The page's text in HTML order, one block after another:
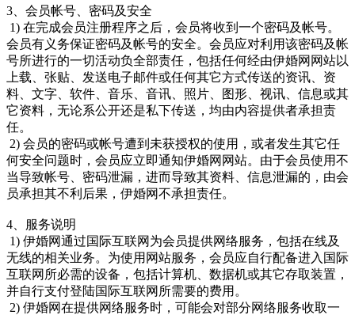
3、会员帐号、密码及安全
1) 在完成会员注册程序之后，会员将收到一个密码及帐号。
会员有义务保证密码及帐号的安全。会员应对利用该密码及帐
号所进行的一切活动负全部责任，包括任何经由伊婚网网站以
上载、张贴、发送电子邮件或任何其它方式传送的资讯、资
料、文字、软件、音乐、音讯、照片、图形、视讯、信息或其
它资料，无论系公开还是私下传送，均由内容提供者承担责
任。
2) 会员的密码或帐号遭到未获授权的使用，或者发生其它任
何安全问题时，会员应立即通知伊婚网网站。由于会员使用不
当导致帐号、密码泄漏，进而导致其资料、信息泄漏的，由会
员承担其不利后果，伊婚网不承担责任。
4、服务说明
1) 伊婚网通过国际互联网为会员提供网络服务，包括在线及
无线的相关业务。为使用网站服务，会员应自行配备进入国际
互联网所必需的设备，包括计算机、数据机或其它存取装置，
并自行支付登陆国际互联网所需要的费用。
2) 伊婚网在提供网络服务时，可能会对部分网络服务收取一